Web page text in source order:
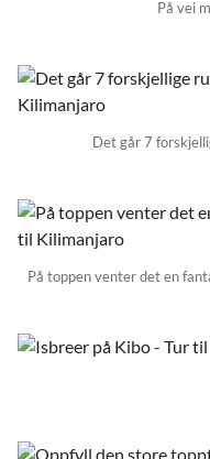
På vei
Det går 7
På toppen venter det en